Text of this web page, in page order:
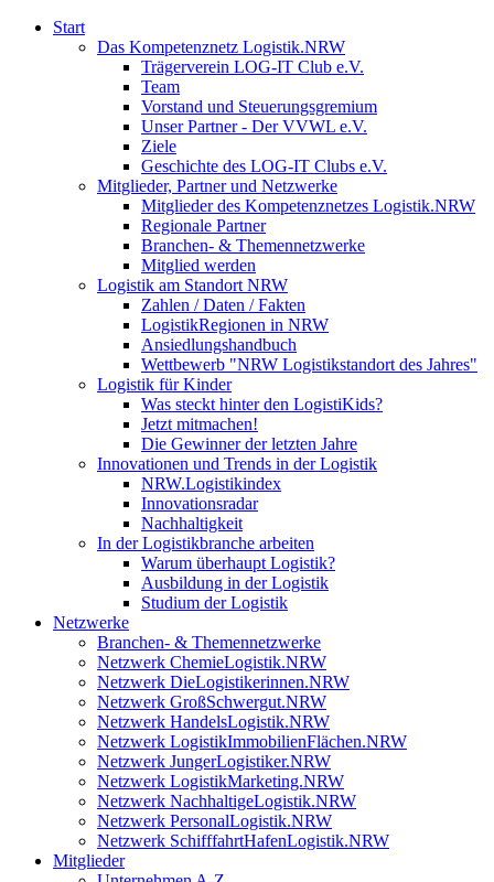
Start
Das Kompetenznetz Logistik.NRW
Trägerverein LOG-IT Club e.V.
Team
Vorstand und Steuerungsgremium
Unser Partner - Der VVWL e.V.
Ziele
Geschichte des LOG-IT Clubs e.V.
Mitglieder, Partner und Netzwerke
Mitglieder des Kompetenznetzes Logistik.NRW
Regionale Partner
Branchen- & Themennetzwerke
Mitglied werden
Logistik am Standort NRW
Zahlen / Daten / Fakten
LogistikRegionen in NRW
Ansiedlungshandbuch
Wettbewerb "NRW Logistikstandort des Jahres"
Logistik für Kinder
Was steckt hinter den LogistiKids?
Jetzt mitmachen!
Die Gewinner der letzten Jahre
Innovationen und Trends in der Logistik
NRW.Logistikindex
Innovationsradar
Nachhaltigkeit
In der Logistikbranche arbeiten
Warum überhaupt Logistik?
Ausbildung in der Logistik
Studium der Logistik
Netzwerke
Branchen- & Themennetzwerke
Netzwerk ChemieLogistik.NRW
Netzwerk DieLogistikerinnen.NRW
Netzwerk GroßSchwergut.NRW
Netzwerk HandelsLogistik.NRW
Netzwerk LogistikImmobilienFlächen.NRW
Netzwerk JungerLogistiker.NRW
Netzwerk LogistikMarketing.NRW
Netzwerk NachhaltigeLogistik.NRW
Netzwerk PersonalLogistik.NRW
Netzwerk SchifffahrtHafenLogistik.NRW
Mitglieder